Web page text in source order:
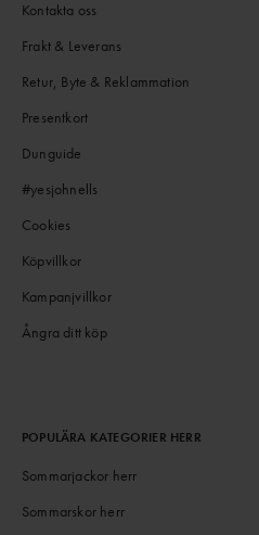
Kontakta oss
Frakt & Leverans
Retur, Byte & Reklammation
Presentkort
Dunguide
#yesjohnells
Cookies
Köpvillkor
Kampanjvillkor
Ångra ditt köp
POPULÄRA KATEGORIER HERR
Sommarjackor herr
Sommarskor herr